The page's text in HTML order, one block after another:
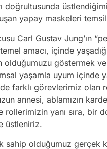
doğrultusunda
yapay maskeleri
Carl Gustav Jung’ın
amacı, içinde
göstermek
yaşamla uyum içinde
farklı görevlerimiz olan
annesi, ablamızın
rollerimizin yanı sıra,
üstleniriz.
sahip olduğumuz gerçek